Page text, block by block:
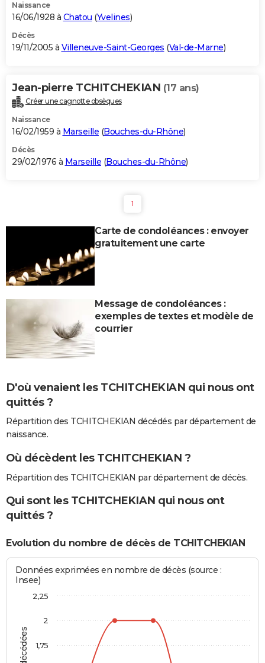
Naissance
16/06/1928 à Chatou (Yvelines)
Décès
19/11/2005 à Villeneuve-Saint-Georges (Val-de-Marne)
Jean-pierre TCHITCHEKIAN (17 ans)
Créer une cagnotte obsèques
Naissance
16/02/1959 à Marseille (Bouches-du-Rhône)
Décès
29/02/1976 à Marseille (Bouches-du-Rhône)
1
Carte de condoléances : envoyer
gratuitement une carte
Message de condoléances :
exemples de textes et modèle de
courrier
D'où venaient les TCHITCHEKIAN qui nous ont
quittés ?
Répartition des TCHITCHEKIAN décédés par département de
naissance.
Où décèdent les TCHITCHEKIAN ?
Répartition des TCHITCHEKIAN par département de décès.
Qui sont les TCHITCHEKIAN qui nous ont
quittés ?
Evolution du nombre de décès de TCHITCHEKIAN
Données exprimées en nombre de décès (source :
Insee)
1,75
2
2,25